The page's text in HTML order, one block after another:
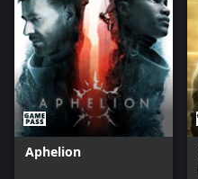
Aphelion